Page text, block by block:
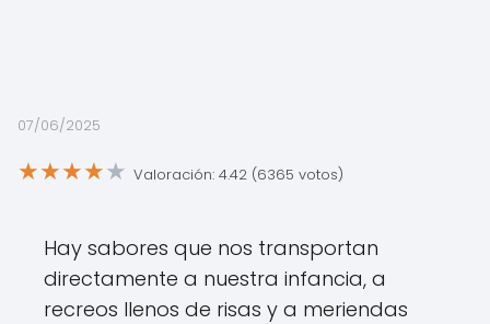
07/06/2025
★★★★★ Valoración: 4.42 (6365 votos)
Hay sabores que nos transportan
directamente a nuestra infancia, a
recreos llenos de risas y a meriendas